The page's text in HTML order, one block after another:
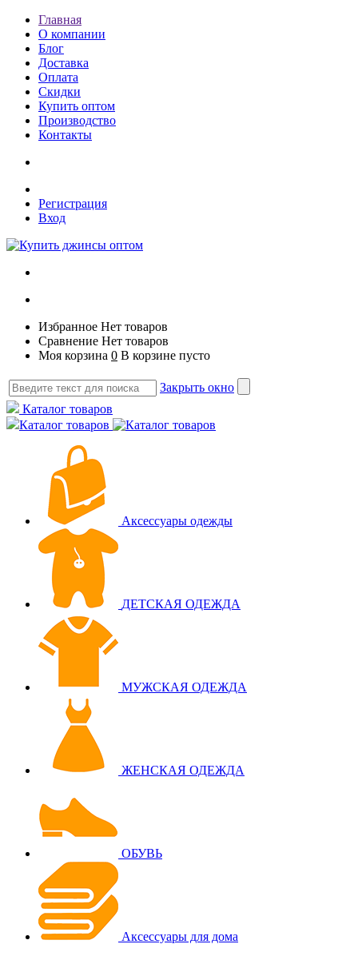
Главная
О компании
Блог
Доставка
Оплата
Скидки
Купить оптом
Производство
Контакты
Регистрация
Вход
Избранное Нет товаров
Сравнение Нет товаров
Моя корзина 0 В корзине пусто
Закрыть окно
Каталог товаров
Каталог товаров
Аксессуары одежды
ДЕТСКАЯ ОДЕЖДА
МУЖСКАЯ ОДЕЖДА
ЖЕНСКАЯ ОДЕЖДА
ОБУВЬ
Аксессуары для дома